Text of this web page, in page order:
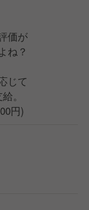
価が
ね？
じて
。
円)